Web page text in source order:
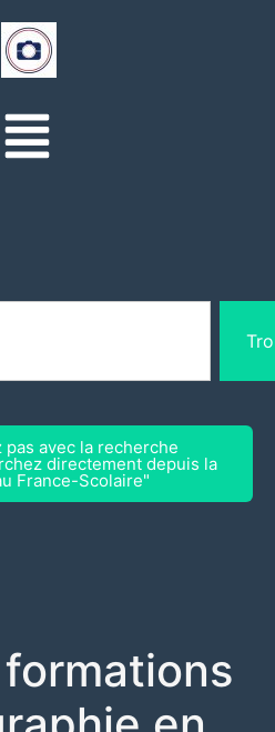
avec la recherche
directement depuis la
France-Scolaire"